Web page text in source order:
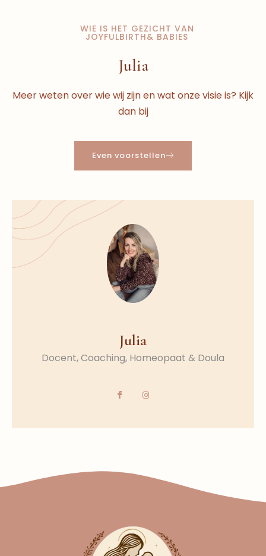
WIE IS HET GEZICHT VAN
JOYFULBIRTH& BABIES
Julia
Meer weten over wie wij zijn en wat onze visie is? Kijk
dan bij
Even voorstellen
Julia
Docent, Coaching, Homeopaat & Doula